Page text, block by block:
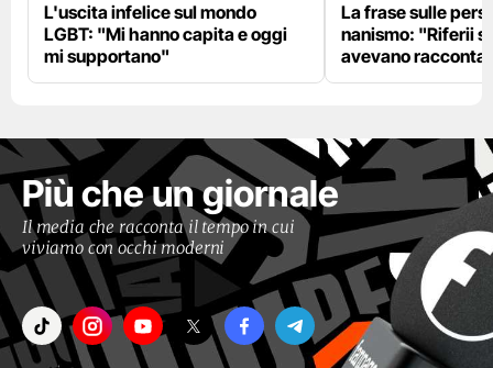
L'uscita infelice sul mondo
LGBT: "Mi hanno capita e oggi
mi supportano"
La frase sulle
nanismo: "Riferii
avevano
Più che un giornale
Il media che racconta il tempo in cui
viviamo con occhi moderni